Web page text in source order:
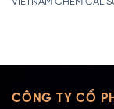
CÔNG TY CỔ